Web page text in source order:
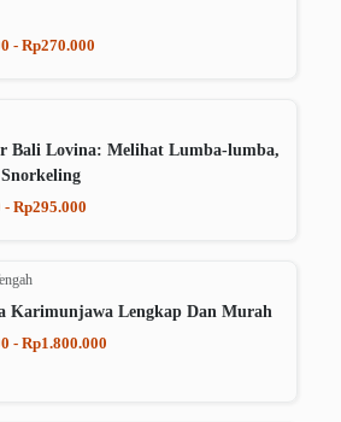
- Rp270.000
Bali Lovina: Melihat Lumba-lumba,
- Rp295.000
Karimunjawa Lengkap Dan Murah
- Rp1.800.000